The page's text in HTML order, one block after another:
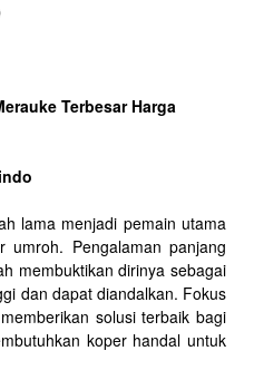
Terbesar Harga
lama menjadi pemain utama
umroh. Pengalaman panjang
membuktikan dirinya sebagai
dan dapat diandalkan. Fokus
solusi terbaik bagi
koper handal untuk